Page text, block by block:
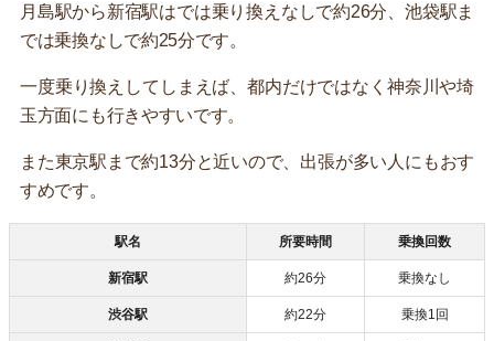
月島駅から新宿駅はでは乗り換えなしで約26分、池袋駅ま
では乗換なしで約25分です。
一度乗り換えしてしまえば、都内だけではなく神奈川や埼
玉方面にも行きやすいです。
また東京駅まで約13分と近いので、出張が多い人にもおす
すめです。
駅名 所要時間 乗換回数
新宿駅 約26分 乗換なし
渋谷駅 約22分 乗換1回